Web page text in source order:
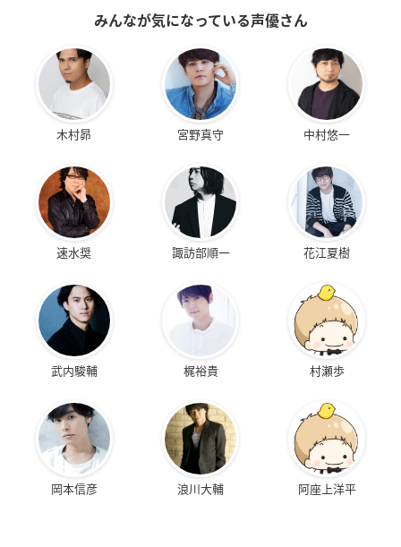
みんなが気になっている声優さん
木村昴 宮野真守 中村悠一
速水奨 諏訪部順一 花江夏樹
武内駿輔 梶裕貴 村瀬歩
岡本信彦 浪川大輔 阿座上洋平